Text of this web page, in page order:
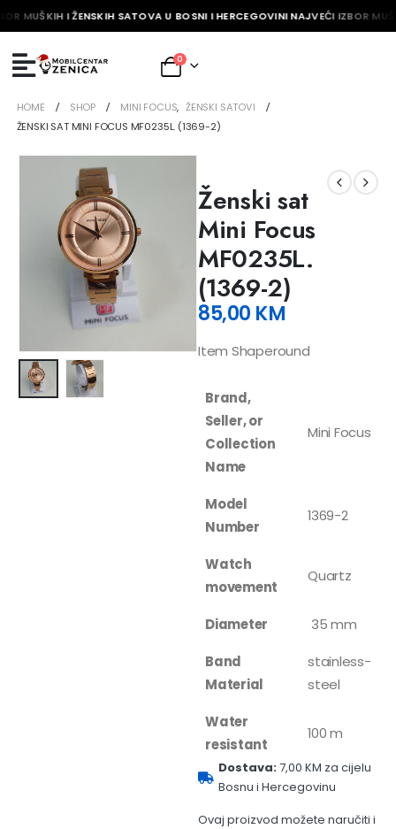
MUŠKIH I ŽENSKIH SATOVA U BOSNI I HERCEGOVINI NAJVEĆI IZBOR
0
HOME SHOP MINI FOCUS, ŽENSKI SATOVI
ŽENSKI SAT MINI FOCUS MF0235L. (1369-2)
Ženski sat
Mini Focus
MF0235L.
(1369-2)
85,00 KM
Item Shaperound
Brand,
Seller, or
Collection
Name
Mini Focus
Model
Number
1369-2
Watch
movement
Quartz
Diameter
35 mm
Band
Material
stainless-
steel
Water
resistant
100 m
Dostava:7,00 KM za cijelu
Bosnu i Hercegovinu
Ovaj proizvod možete naručiti i